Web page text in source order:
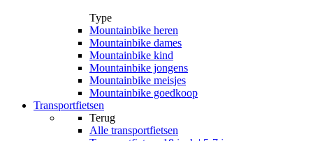
Type
Mountainbike heren
Mountainbike dames
Mountainbike kind
Mountainbike jongens
Mountainbike meisjes
Mountainbike goedkoop
Transportfietsen
Terug
Alle transportfietsen